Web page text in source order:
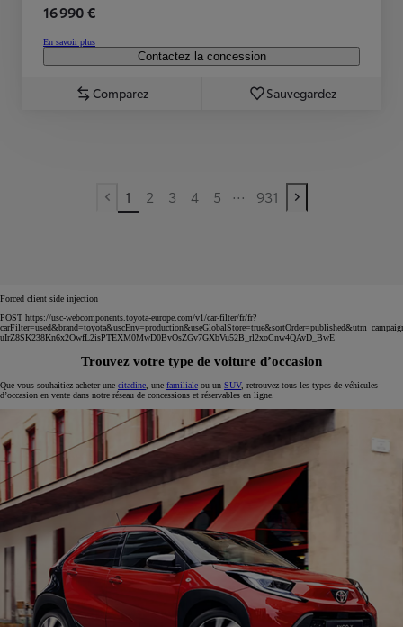
16 990 €
En savoir plus
Contactez la concession
Comparez Sauvegardez
Previous page
1 2 3 4 5 ... 931
Next page
Forced client side injection
POST https://usc-webcomponents.toyota-europe.com/v1/car-filter/fr/fr?
uIrZ8SK238Kn6x2OwfL2isPTEXM0MwD0BvOsZGv7GXbVu52B_rl2xoCnw4QAvD_BwE
Trouvez votre type de voiture d’occasion
Que vous souhaitiez acheter une citadine , une familiale ou un SUV, retrouvez tous les types de véhicules
d’occasion en vente dans notre réseau de concessions et réservables en ligne.